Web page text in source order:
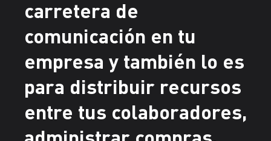
carretera de
comunicación en tu
empresa y también lo es
para distribuir recursos
entre tus colaboradores,